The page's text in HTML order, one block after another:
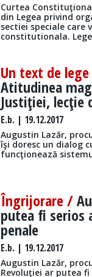
Curtea
din Legea privind
sectiei speciale
constitutionala.
Un text de
Atitudinea
Justiţiei, lecţie
E.b. | 19.12.2017
Augustin Lazăr,
îşi doresc un dialog
funcţionează
Îngrijorare /
putea fi serios
penale
E.b. | 19.12.2017
Augustin Lazăr,
Revoluţiei ar putea